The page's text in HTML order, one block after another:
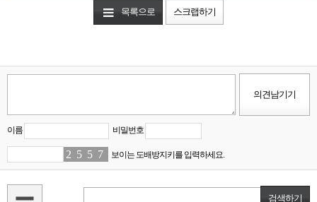
목록으로 스크랩하기
이름 비밀번호
2 55 52 77 보이는 도배방지키를 입력하세요.